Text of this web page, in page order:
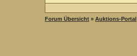
Forum Übersicht » Auktions-Portal